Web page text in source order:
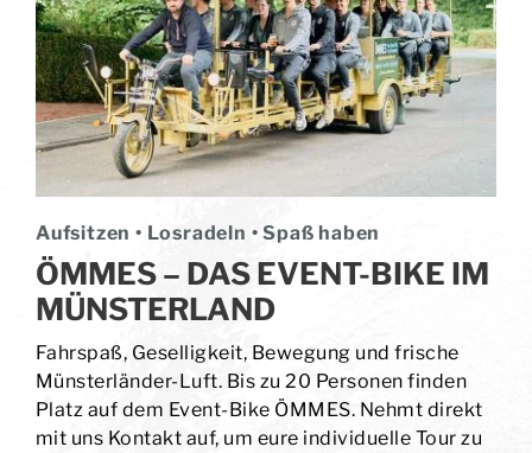
Aufsitzen • Losradeln • Spaß haben
ÖMMES – DAS EVENT-BIKE IM
MÜNSTERLAND
Fahrspaß, Geselligkeit, Bewegung und frische
Münsterländer-Luft. Bis zu 20 Personen finden
Platz auf dem Event-Bike ÖMMES. Nehmt direkt
mit uns Kontakt auf, um eure individuelle Tour zu